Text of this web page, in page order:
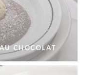
CHOCOLAT